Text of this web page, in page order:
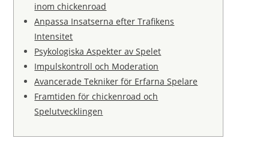
inom chickenroad
Anpassa Insatserna efter Trafikens
Intensitet
Psykologiska Aspekter av Spelet
Impulskontroll och Moderation
Avancerade Tekniker för Erfarna Spelare
Framtiden för chickenroad och
Spelutvecklingen